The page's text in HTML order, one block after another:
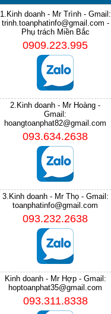
1.Kinh doanh - Mr Trình - Gmail:
trinh.toanphatinfo@gmail.com -
Phụ trách Miền Bắc
0909.223.995
2.Kinh doanh - Mr Hoàng -
Gmail:
hoangtoanphat82@gmail.com
093.634.2638
3.Kinh doanh - Mr Thọ - Gmail:
toanphatinfo@gmail.com
093.232.2638
Kinh doanh - Mr Hợp - Gmail:
hoptoanphat35@gmail.com
093.311.8338